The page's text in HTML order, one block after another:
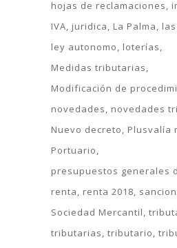
hojas de reclamaciones
IVA juridica La Palma
ley autonomo
loterías
Medidas tributarias
Modificación de
novedades
novedades
Nuevo decreto
Plusvalía
Portuario
presupuestos generales
renta
renta 2018
Sociedad Mercantil
tributarias tributario